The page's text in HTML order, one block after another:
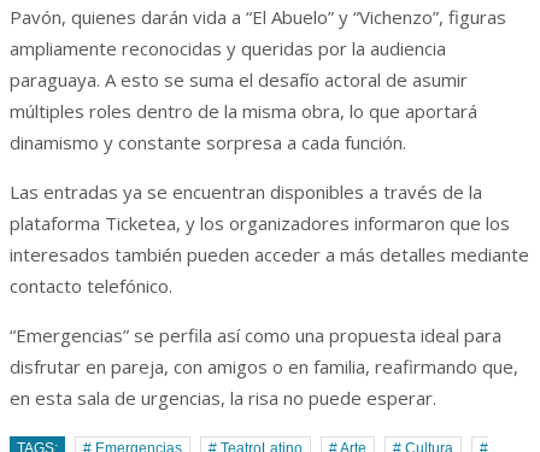
Pavón, quienes darán vida a “El Abuelo” y “Vichenzo”, figuras
ampliamente reconocidas y queridas por la audiencia
paraguaya. A esto se suma el desafío actoral de asumir
múltiples roles dentro de la misma obra, lo que aportará
dinamismo y constante sorpresa a cada función.
Las entradas ya se encuentran disponibles a través de la
plataforma Ticketea, y los organizadores informaron que los
interesados también pueden acceder a más detalles mediante
contacto telefónico.
“Emergencias” se perfila así como una propuesta ideal para
disfrutar en pareja, con amigos o en familia, reafirmando que,
en esta sala de urgencias, la risa no puede esperar.
TAGS: # Emergencias # TeatroLatino # Arte # Cultura #